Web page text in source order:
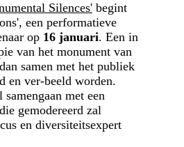
Silences' begint
een performatieve
op 16 januari. Een in
van het monument van
samen met het publiek
en ver-beeld worden.
samengaan met een
gemodereerd zal
en diversiteitsexpert